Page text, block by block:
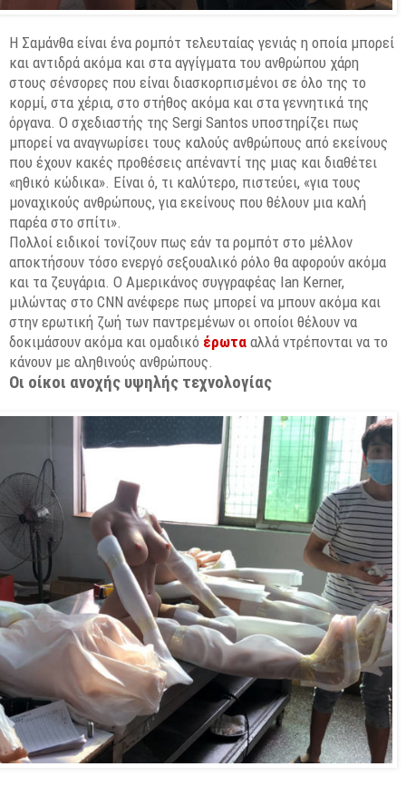
H Σαμάνθα είναι ένα ρομπότ τελευταίας γενιάς η οποία μπορεί
και αντιδρά ακόμα και στα αγγίγματα του ανθρώπου χάρη
στους σένσορες που είναι διασκορπισμένοι σε όλο της το
κορμί, στα χέρια, στο στήθος ακόμα και στα γεννητικά της
όργανα. Ο σχεδιαστής της Sergi Santos υποστηρίζει πως
μπορεί να αναγνωρίσει τους καλούς ανθρώπους από εκείνους
που έχουν κακές προθέσεις απέναντί της μιας και διαθέτει
«ηθικό κώδικα». Είναι ό, τι καλύτερο, πιστεύει, «για τους
μοναχικούς ανθρώπους, για εκείνους που θέλουν μια καλή
παρέα στο σπίτι».
Πολλοί ειδικοί τονίζουν πως εάν τα ρομπότ στο μέλλον
αποκτήσουν τόσο ενεργό σεξουαλικό ρόλο θα αφορούν ακόμα
και τα ζευγάρια. Ο Αμερικάνος συγγραφέας Ian Kerner,
μιλώντας στο CNN ανέφερε πως μπορεί να μπουν ακόμα και
στην ερωτική ζωή των παντρεμένων οι οποίοι θέλουν να
δοκιμάσουν ακόμα και ομαδικό έρωτα αλλά ντρέπονται να το
κάνουν με αληθινούς ανθρώπους.
Οι οίκοι ανοχής υψηλής τεχνολογίας